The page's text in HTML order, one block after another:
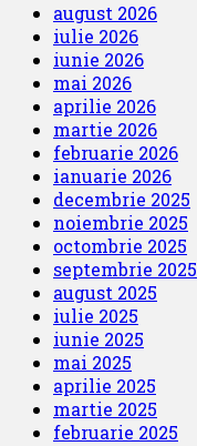
august 2026
iulie 2026
iunie 2026
mai 2026
aprilie 2026
martie 2026
februarie 2026
ianuarie 2026
decembrie 2025
noiembrie 2025
octombrie 2025
septembrie 2025
august 2025
iulie 2025
iunie 2025
mai 2025
aprilie 2025
martie 2025
februarie 2025